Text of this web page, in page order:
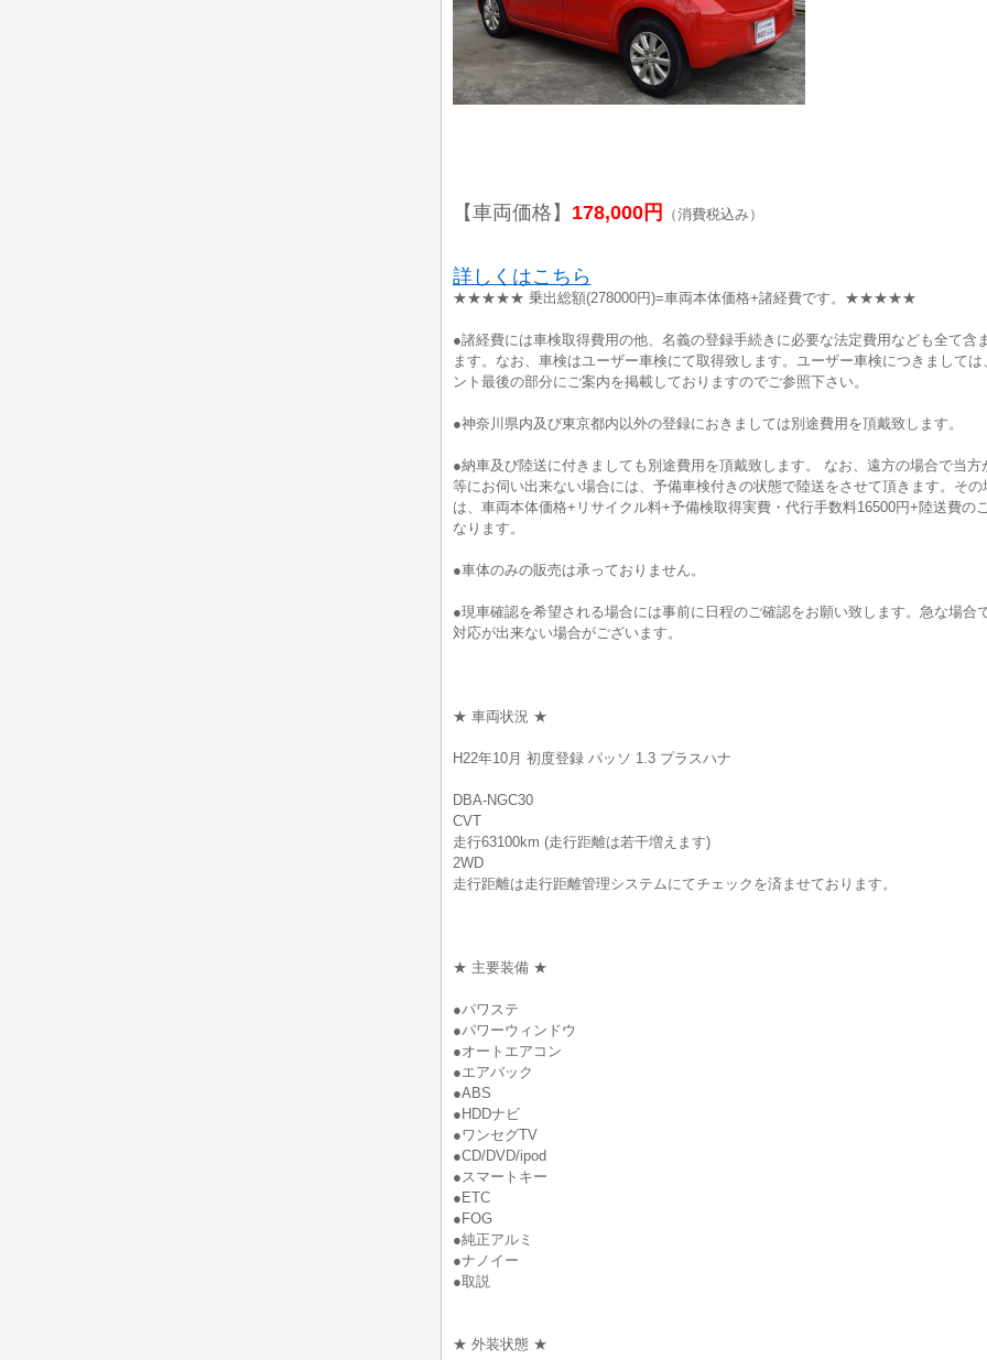
【車両価格】 178,000円 （消費税込み）
詳しくはこちら
★★★★★ 乗出総額(278000円)=車両本体価格+諸経費です。★★★★★
●諸経費には車検取得費用の他、名義の登録手続きに必要な法定費用なども全て含
ます。なお、車検はユーザー車検にて取得致します。ユーザー車検につきましては
ント最後の部分にご案内を掲載しておりますのでご参照下さい。
●神奈川県内及び東京都内以外の登録におきましては別途費用を頂戴致します。
●納車及び陸送に付きましても別途費用を頂戴致します。 なお、遠方の場合で当方
等にお伺い出来ない場合には、予備車検付きの状態で陸送をさせて頂きます。その
は、車両本体価格+リサイクル料+予備検取得実費・代行手数料16500円+陸送費の
なります。
●車体のみの販売は承っておりません。
●現車確認を希望される場合には事前に日程のご確認をお願い致します。急な場合
対応が出来ない場合がございます。
★ 車両状況 ★
H22年10月 初度登録 パッソ 1.3 プラスハナ
DBA-NGC30
CVT
走行63100km (走行距離は若干増えます)
2WD
走行距離は走行距離管理システムにてチェックを済ませております。
★ 主要装備 ★
●パワステ
●パワーウィンドウ
●オートエアコン
●エアバック
●ABS
●HDDナビ
●ワンセグTV
●CD/DVD/ipod
●スマートキー
●ETC
●FOG
●純正アルミ
●ナノイー
●取説
★ 外装状態 ★